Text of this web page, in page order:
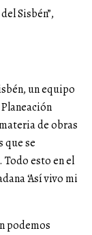
Sisbén”,
un equipo
de obras
que se
esto en el
‘Así vivo mi
podemos